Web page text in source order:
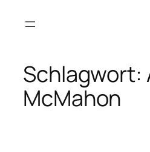
Inhalt
Schlagwort:
McMahon